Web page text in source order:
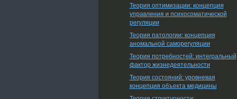
Теория оптимизации: концепция
управления и психосоматической
регуляции
Теория патологии: концепция
аномальной саморегуляции
Теория потребностей: интегральный
фактор жизнедеятельности
Теория состояний: уровневая
концепция объекта медицины